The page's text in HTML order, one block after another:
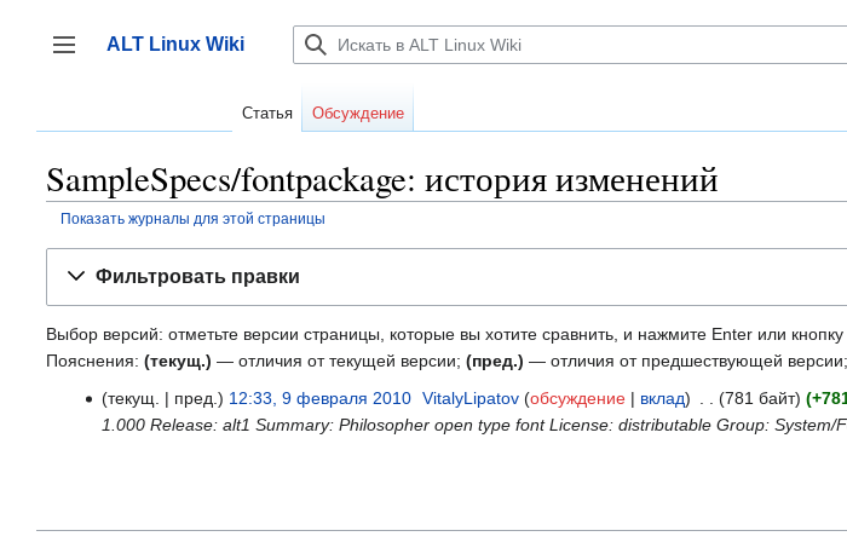
содержанию
Переключить боковую панель
ALT Linux Wiki
Статья Обсуждение
SampleSpecs/fontpackage: история изменений
Показать журналы для этой страницы
Фильтровать правки
Выбор версий: отметьте версии страницы, которые вы хотите сравнить, и нажмите Enter или кнопку
Пояснения: (текущ.) — отличия от текущей версии; (пред.) — отличия от предшествующей версии;
февраля
текущ. пред. 12:33, 9 февраля 2010‎ VitalyLipatov обсуждение вклад 781 байт
1.000 Release: alt1 Summary: Philosopher open type font License: distributable Group: System/